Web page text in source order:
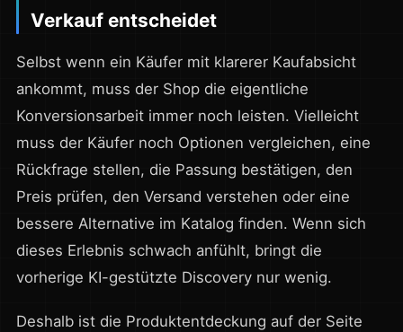
Verkauf entscheidet
Selbst wenn ein Käufer mit klarerer Kaufabsicht
ankommt, muss der Shop die eigentliche
Konversionsarbeit immer noch leisten. Vielleicht
muss der Käufer noch Optionen vergleichen, eine
Rückfrage stellen, die Passung bestätigen, den
Preis prüfen, den Versand verstehen oder eine
bessere Alternative im Katalog finden. Wenn sich
dieses Erlebnis schwach anfühlt, bringt die
vorherige KI-gestützte Discovery nur wenig.
Deshalb ist die Produktentdeckung auf der Seite